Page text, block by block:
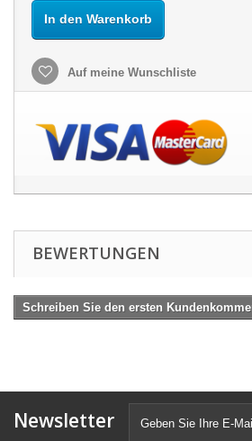
In den Warenkorb
Auf meine Wunschliste
BEWERTUNGEN
Schreiben Sie den ersten
Newsletter